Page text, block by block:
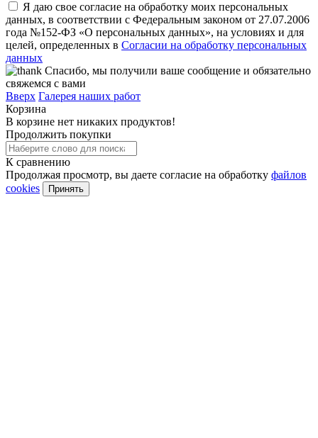
Я даю свое согласие на обработку моих персональных
данных, в соответствии с Федеральным законом от 27.07.2006
года №152-ФЗ «О персональных данных», на условиях и для
целей, определенных в Согласии на обработку персональных
данных
Спасибо, мы получили ваше сообщение и обязательно
свяжемся с вами
Вверх Галерея наших работ
Корзина
В корзине нет никаких продуктов!
Продолжить покупки
К сравнению
Продолжая просмотр, вы даете согласие на обработку файлов
cookies
Принять